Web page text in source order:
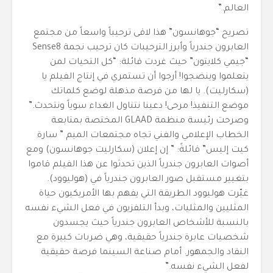
العالم.”
تصريح “جوهانسون” هذا لاقى ترحيباً واسعاً من مجتمع
العابرون جندرياً وأبرز الترحيبات كان ترحيب نجمة Sense8
“جيمي كلايتون” حيث غردت قائلة: “كل التحيات لمن
يتعلموا وينضجوا! أرجوا أن تستمري في إنتاج الفيلم يا
(سكارليت). يا لها من فرصة مذهلة لوضع كلماتك
موضع التنفيذ! مرحى! دعينا نتناول الغداء سوياً ونتحدث.”
وصرحت رئيسة منظمة GLAAD المختصة بمتابعة
الخطاب الإعلامي والفني تجاه مجتمعات الميم ” سارة
كيت إليس” قائلةً: ” إن إعلان (سكارليت جوهانسون) ومع
أصوات العابرون جندرياً الذين تحدثوا عن هذا الفيلم قاموا
بتغيير مستقبل صور العابرون جندرياً في (هوليوود).
غيّرت هوليوود الطريقة التي يفهم بها الأمريكيون حياة
المثليين والمثليات، وبدأ التلفزيون في فعل الشيء نفسه
بالنسبة للأشخاص العابرون جندرياً حيث يجسدون
شخصيات عابرة جندرياً حقيقية، وهي ضربات كبيرة مع
النقاد والجمهور. أمام صناعة السينما فرصة حقيقية
لفعل الشيء نفسه.”